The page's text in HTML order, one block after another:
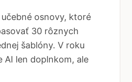
osnovy, ktoré
30 rôznych
šablóny. V roku
AI len doplnkom, ale